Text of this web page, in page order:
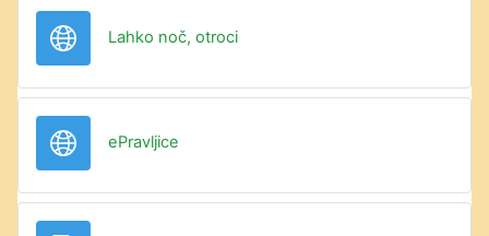
Lahko noč, otrociURL
ePravljice